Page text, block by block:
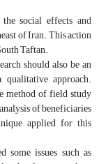
social effects and
of Iran. This action
Taftan.
should also be an
approach.
method of field study
of beneficiaries
applied for this
some issues such as